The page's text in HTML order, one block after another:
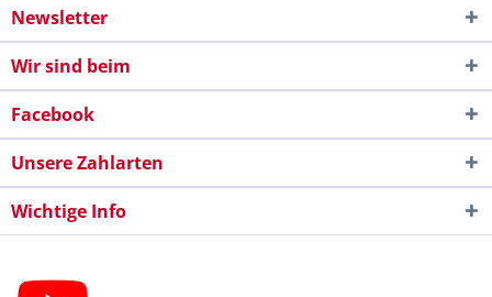
Newsletter
Wir sind beim
Facebook
Unsere Zahlarten
Wichtige Info